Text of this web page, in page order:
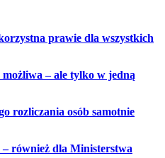
prawie dla wszystkich
– ale tylko w jedną
rozliczania osób samotnie
również dla Ministerstwa